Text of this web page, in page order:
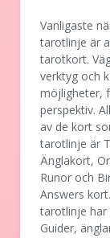
Vanligaste
tarotlinje är
tarotkort.
verktyg och
möjligheter,
perspektiv.
av de kort
tarotlinje är
Änglakort,
Runor och
Answers
tarotlinje har
Guider,